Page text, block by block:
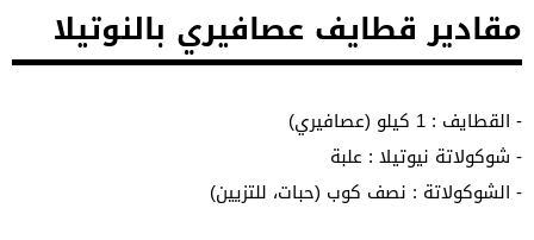
مقادير قطايف عصافيري بالنوتيلا
- القطايف : 1 كيلو (عصافيري)
- شوكولاتة نيوتيلا : علبة
- الشوكولاتة : نصف كوب (حبات، للتزيين)